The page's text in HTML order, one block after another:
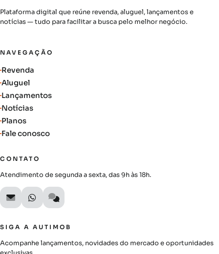
Plataforma digital que reúne revenda, aluguel, lançamentos e
notícias — tudo para facilitar a busca pelo melhor negócio.
NAVEGAÇÃO
Revenda
Aluguel
Lançamentos
Notícias
Planos
Fale conosco
CONTATO
Atendimento de segunda a sexta, das 9h às 18h.
SIGA A AUTIMOB
Acompanhe lançamentos, novidades do mercado e oportunidades